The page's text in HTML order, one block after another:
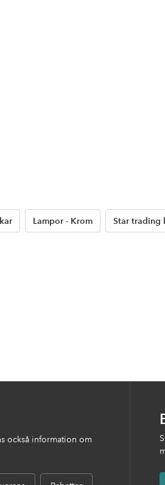
Lampor - Krom Star trading
också information om